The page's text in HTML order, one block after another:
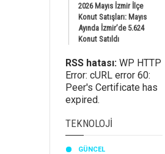
2026 Mayıs İzmir İlçe
Konut Satışları: Mayıs
Ayında İzmir’de 5.624
Konut Satıldı
RSS hatası: WP HTTP
Error: cURL error 60:
Peer's Certificate has
expired.
TEKNOLOJI
GÜNCEL